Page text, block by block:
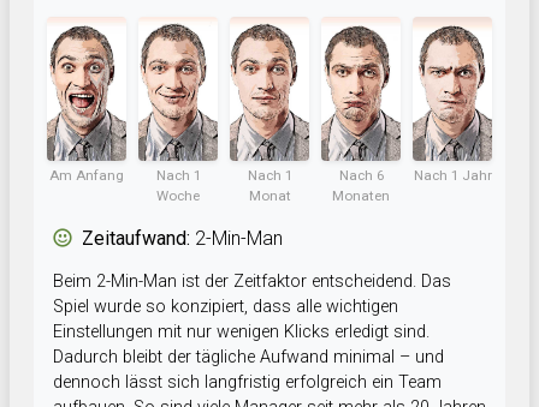
Am Anfang
Nach 1
Woche
Nach 1
Monat
Nach 6
Monaten
Nach 1 Jahr
Zeitaufwand: 2-Min-Man
Beim 2-Min-Man ist der Zeitfaktor entscheidend. Das
Spiel wurde so konzipiert, dass alle wichtigen
Einstellungen mit nur wenigen Klicks erledigt sind.
Dadurch bleibt der tägliche Aufwand minimal – und
dennoch lässt sich langfristig erfolgreich ein Team